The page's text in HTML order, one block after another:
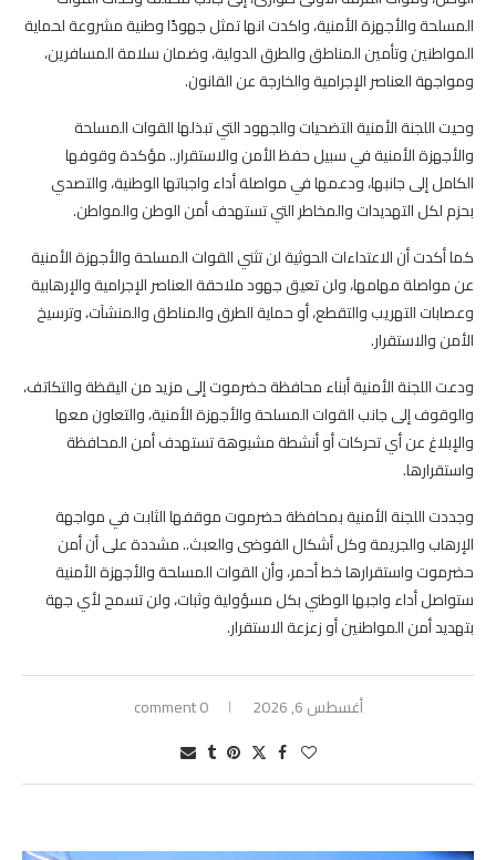
المسلحة والأجهزة الأمنية، واكدت انها تمثل جهودًا وطنية مشروعة لحماية
المواطنين وتأمين المناطق والطرق الدولية، وضمان سلامة المسافرين،
ومواجهة العناصر الإجرامية والخارجة عن القانون.
وحيت اللجنة الأمنية التضحيات والجهود التي تبذلها القوات المسلحة
والأجهزة الأمنية في سبيل حفظ الأمن والاستقرار.. مؤكدة وقوفها
الكامل إلى جانبها، ودعمها في مواصلة أداء واجباتها الوطنية، والتصدي
بحزم لكل التهديدات والمخاطر التي تستهدف أمن الوطن والمواطن.
كما أكدت أن الاعتداءات الحوثية لن تثني القوات المسلحة والأجهزة الأمنية
عن مواصلة مهامها، ولن تعيق جهود ملاحقة العناصر الإجرامية والإرهابية
وعصابات التهريب والتقطع، أو حماية الطرق والمناطق والمنشآت، وترسيخ
الأمن والاستقرار.
ودعت اللجنة الأمنية أبناء محافظة حضرموت إلى مزيد من اليقظة والتكاتف،
والوقوف إلى جانب القوات المسلحة والأجهزة الأمنية، والتعاون معها
والإبلاغ عن أي تحركات أو أنشطة مشبوهة تستهدف أمن المحافظة
واستقرارها.
وجددت اللجنة الأمنية بمحافظة حضرموت موقفها الثابت في مواجهة
الإرهاب والجريمة وكل أشكال الفوضى والعبث.. مشددة على أن أمن
حضرموت واستقرارها خط أحمر، وأن القوات المسلحة والأجهزة الأمنية
ستواصل أداء واجبها الوطني بكل مسؤولية وثبات، ولن تسمح لأي جهة
بتهديد أمن المواطنين أو زعزعة الاستقرار.
أغسطس 6, 2026 0 comment